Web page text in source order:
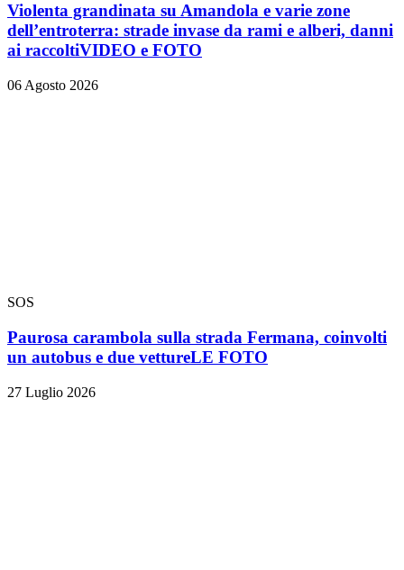
Violenta grandinata su Amandola e varie zone
dell’entroterra: strade invase da rami e alberi, danni
ai raccoltiVIDEO e FOTO
06 Agosto 2026
SOS
Paurosa carambola sulla strada Fermana, coinvolti
un autobus e due vettureLE FOTO
27 Luglio 2026